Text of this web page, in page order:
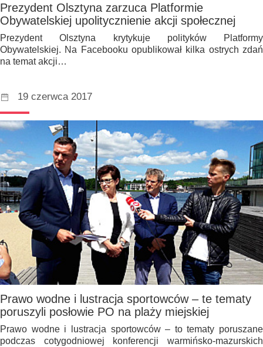
Prezydent Olsztyna zarzuca Platformie
Obywatelskiej upolitycznienie akcji społecznej
Prezydent Olsztyna krytykuje polityków Platformy
Obywatelskiej. Na Facebooku opublikował kilka ostrych zdań
na temat akcji…
19 czerwca 2017
Prawo wodne i lustracja sportowców – te tematy
poruszyli posłowie PO na plaży miejskiej
Prawo wodne i lustracja sportowców – to tematy poruszane
podczas cotygodniowej konferencji warmińsko-mazurskich